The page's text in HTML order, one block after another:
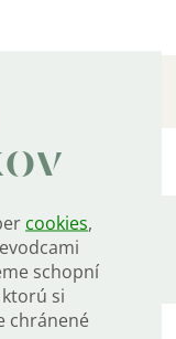
cookies,
schopní
si
chránené
parametre
:
: